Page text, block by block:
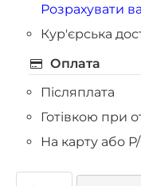
Розрахувати
Кур'єрська
Оплата
Післяплата
Готівкою при
На карту або